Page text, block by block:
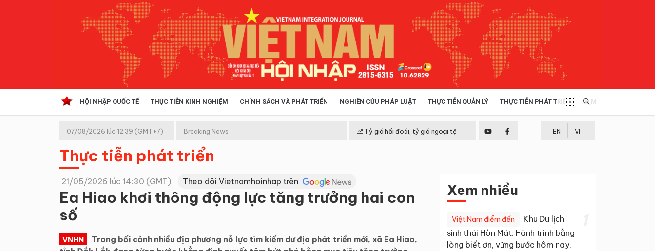
HỘI NHẬP QUỐC TẾ THỰC TIỄN KINH NGHIỆM CHÍNH SÁCH VÀ PHÁT TRIỂN NGHIÊN CỨU PHÁP LUẬT THỰC TIỄN QUẢN LÝ THỰC TIỄN PHÁT TRIỂN MULTIMEDIA
Kinh tế hội nhập
Doanh nghiệp
07/08/2026 lúc 12:39 (GMT+7) Breaking News Tỷ giá hối đoái, tỷ giá ngoại tệ EN VI
Thực tiễn phát triển
21/05/2026 lúc 14:30 (GMT) Theo dõi Vietnamhoinhap trên
Ea Hiao khơi thông động lực tăng trưởng hai con
số
VNHN
Trong bối cảnh nhiều địa phương nỗ lực tìm kiếm dư địa phát triển mới, xã Ea Hiao,
Xem nhiều
Việt Nam điểm đến
Khu Du lịch
sinh thái Hòn Mát: Hành trình bằng
lòng biết ơn, vững bước hôm nay,